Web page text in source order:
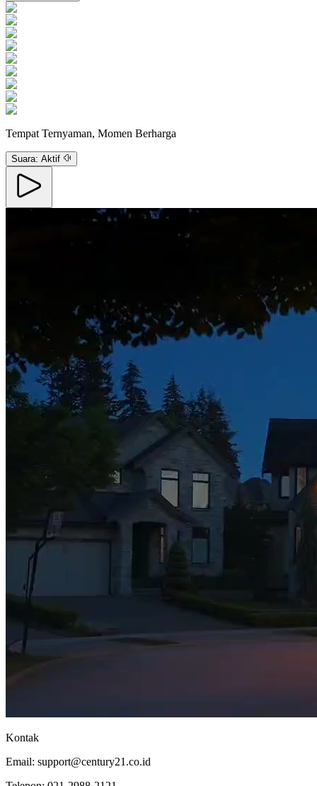
Tempat Ternyaman, Momen Berharga
Suara: Aktif
Kontak
Email: support@century21.co.id